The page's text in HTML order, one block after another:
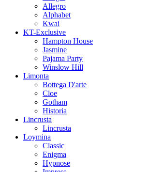
Allegro
Alphabet
Kwai
KT-Exclusive
Hampton House
Jasmine
Pajama Party
Winslow Hill
Limonta
Bottega D'arte
Cloe
Gotham
Historia
Lincrusta
Lincrusta
Loymina
Classic
Enigma
Hypnose